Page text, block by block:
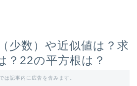
少数）や近似値は？求
？22の平方根は？
は記事内に広告を含みます。